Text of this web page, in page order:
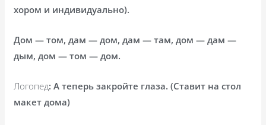
хором и индивидуально).
Дом — том, дам — дом, дам — там, дом — дам —
дым, дом — том — дом.
Логопед: А теперь закройте глаза. (Ставит на стол
макет дома)